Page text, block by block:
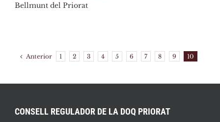
Bellmunt del Priorat
Anterior 1 2 3 4 5 6 7 8 9 10
CONSELL REGULADOR DE LA DOQ PRIORAT